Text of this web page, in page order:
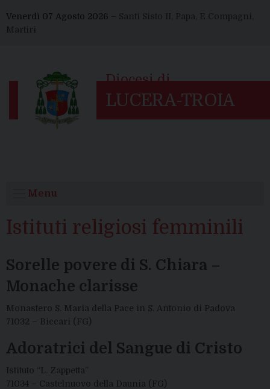
to
content
Venerdì 07 Agosto 2026 – Santi Sisto II, Papa, E Compagni,
Martiri
Menu
Istituti religiosi femminili
Sorelle povere di S. Chiara –
Monache clarisse
Monastero S. Maria della Pace in S. Antonio di Padova
71032 – Biccari (FG)
Adoratrici del Sangue di Cristo
Istituto “L. Zappetta”
71034 – Castelnuovo della Daunia (FG)